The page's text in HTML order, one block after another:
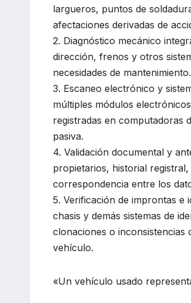
largueros, puntos de
afectaciones derivadas de
2. Diagnóstico mecánico
dirección, frenos y otros
necesidades de mantenimiento.
3. Escaneo electrónico y
múltiples módulos
registradas en computadoras
pasiva.
4. Validación documental y
propietarios, historial
correspondencia entre los
5. Verificación de improntas e
chasis y demás sistemas de
clonaciones o
vehículo.
«Un vehículo usado